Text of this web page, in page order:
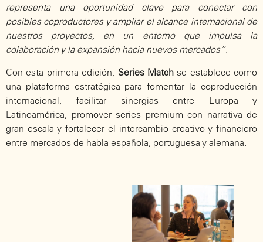
representa una oportunidad clave para conectar con
posibles coproductores y ampliar el alcance internacional de
nuestros proyectos, en un entorno que impulsa la
colaboración y la expansión hacia nuevos mercados”.
Con esta primera edición, Series Matchse establece como
una plataforma estratégica para fomentar la coproducción
internacional, facilitar sinergias entre Europa y
Latinoamérica, promover series premium con narrativa de
gran escala y fortalecer el intercambio creativo y financiero
entre mercados de habla española, portuguesa y alemana.